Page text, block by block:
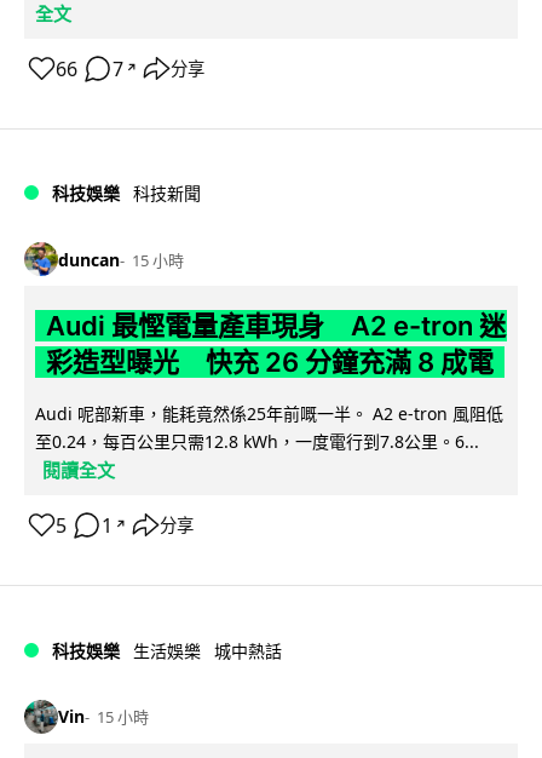
全文
66 7 ↗ 分享
科技娛樂 科技新聞
duncan 15 小時
Audi 最慳電量產車現身 A2 e-tron 迷
彩造型曝光 快充 26 分鐘充滿 8 成電
Audi 呢部新車，能耗竟然係25年前嘅一半。 A2 e-tron 風阻低
至0.24，每百公里只需12.8 kWh，一度電行到7.8公里。6...
閱讀全文
5 1 ↗ 分享
科技娛樂 生活娛樂 城中熱話
Vin 15 小時